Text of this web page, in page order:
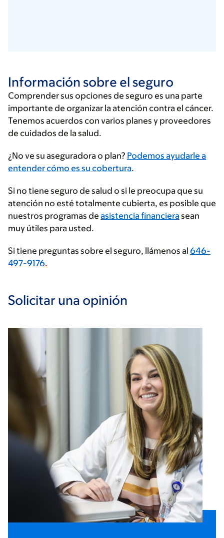
Información sobre el seguro
Comprender sus opciones de seguro es una parte
importante de organizar la atención contra el cáncer.
Tenemos acuerdos con varios planes y proveedores
de cuidados de la salud.
Ingrese
su
de
seguros
¿No ve su aseguradora o plan? Podemos ayudarle a
entender cómo es su cobertura.
Si no tiene seguro de salud o si le preocupa que su
atención no esté totalmente cubierta, es posible que
nuestros programas de asistencia financierasean
muy útiles para usted.
Si tiene preguntas sobre el seguro, llámenos al 646-
497-9176.
Solicitar una opinión